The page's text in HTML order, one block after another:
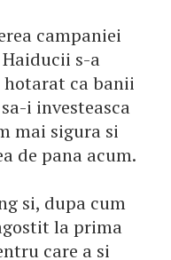
campaniei
s-a
ca banii
i investeasca
mai sigura si
de pana acum.
si, dupa cum
la prima
care a si